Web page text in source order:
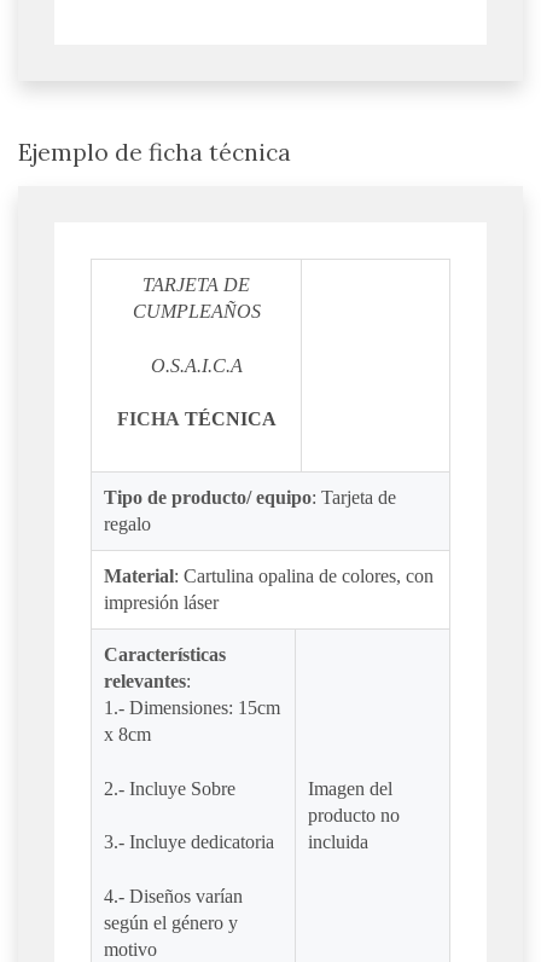
Ejemplo de ficha técnica
TARJETA DE
CUMPLEAÑOS
O.S.A.I.C.A
FICHA TÉCNICA
Tipo de producto/ equipo: Tarjeta de
regalo
Material: Cartulina opalina de colores, con
impresión láser
Características
relevantes:
1.- Dimensiones: 15cm
x 8cm
2.- Incluye Sobre
3.- Incluye dedicatoria
4.- Diseños varían
según el género y
motivo
Imagen del
producto no
incluida